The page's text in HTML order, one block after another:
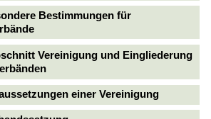
Bestimmungen für
Vereinigung und Eingliederung
einer Vereinigung